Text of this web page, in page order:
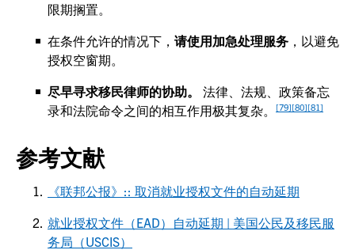
限期搁置。
在条件允许的情况下， 请使用加急处理服务 ，以避免
授权空窗期。
尽早寻求移民律师的协助。
法律、法规、政策备忘
录和法院命令之间的相互作用极其复杂。
[79][80][81]
参考文献
《联邦公报》:: 取消就业授权文件的自动延期
就业授权文件（EAD）自动延期 | 美国公民及移民服
务局（USCIS）